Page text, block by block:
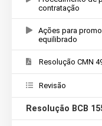
contratação
Ações para
equilibrado
Resolução CMN
Revisão
Resolução BCB